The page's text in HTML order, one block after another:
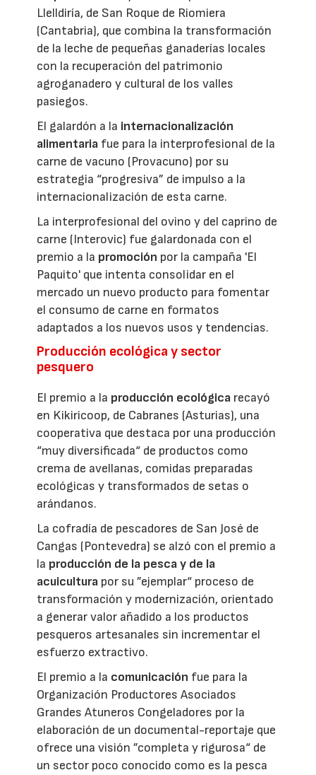
Llelldiría, de San Roque de Riomiera
(Cantabria), que combina la transformación
de la leche de pequeñas ganaderías locales
con la recuperación del patrimonio
agroganadero y cultural de los valles
pasiegos.
El galardón a la internacionalización
alimentaria fue para la interprofesional de la
carne de vacuno (Provacuno) por su
estrategia “progresiva” de impulso a la
internacionalización de esta carne.
La interprofesional del ovino y del caprino de
carne (Interovic) fue galardonada con el
premio a la promoción por la campaña 'El
Paquito' que intenta consolidar en el
mercado un nuevo producto para fomentar
el consumo de carne en formatos
adaptados a los nuevos usos y tendencias.
Producción ecológica y sector
pesquero
El premio a la producción ecológica recayó
en Kikiricoop, de Cabranes (Asturias), una
cooperativa que destaca por una producción
“muy diversificada“ de productos como
crema de avellanas, comidas preparadas
ecológicas y transformados de setas o
arándanos.
La cofradía de pescadores de San José de
Cangas (Pontevedra) se alzó con el premio a
la producción de la pesca y de la
acuicultura por su ”ejemplar“ proceso de
transformación y modernización, orientado
a generar valor añadido a los productos
pesqueros artesanales sin incrementar el
esfuerzo extractivo.
El premio a la comunicación fue para la
Organización Productores Asociados
Grandes Atuneros Congeladores por la
elaboración de un documental-reportaje que
ofrece una visión ”completa y rigurosa“ de
un sector poco conocido como es la pesca